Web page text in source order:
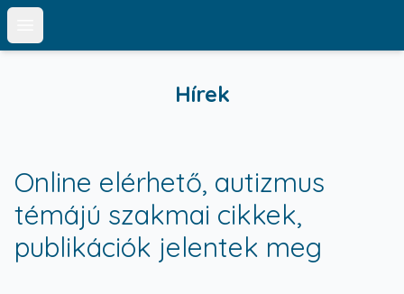
Open main menu
Hírek
Online elérhető, autizmus
témájú szakmai cikkek,
publikációk jelentek meg